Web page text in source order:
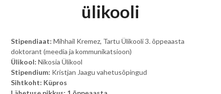
ülikooli
Stipendiaat:Mihhail Kremez, Tartu Ülikooli 3. õppeaasta
doktorant (meedia ja kommunikatsioon)
Ülikool:Nikosia Ülikool
Stipendium: Kristjan Jaagu vahetusõpingud
Sihtkoht: Küpros